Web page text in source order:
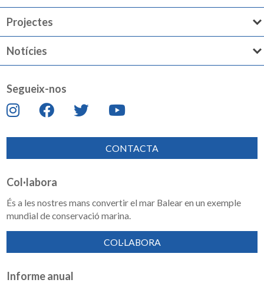
Projectes
Notícies
Segueix-nos
CONTACTA
Col·labora
És a les nostres mans convertir el mar Balear en un exemple
mundial de conservació marina.
COL·LABORA
Informe anual